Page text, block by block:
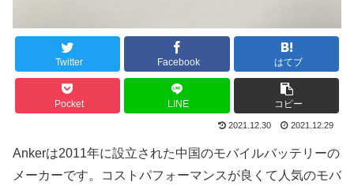
Twitter Facebook はてブ
Pocket LINE コピー
2021.12.30 2021.12.29
Ankerは2011年に設立された中国のモバイルバッテリーの
メーカーです。コストパフォーマンスが良くて人気のモバ